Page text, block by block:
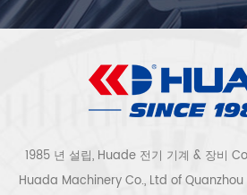
1985 년 설립, Huade 전기 기계 & 장비
Huada Machinery Co., Ltd of Quanzhou